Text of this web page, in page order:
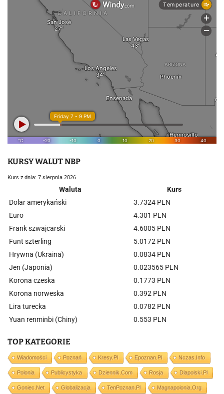
KURSY WALUT NBP
Kurs z dnia: 7 sierpnia 2026
Waluta
Kurs
Dolar amerykański
3.7324 PLN
Euro
4.301 PLN
Frank szwajcarski
4.6005 PLN
Funt szterling
5.0172 PLN
Hrywna (Ukraina)
0.0834 PLN
Jen (Japonia)
0.023565 PLN
Korona czeska
0.1773 PLN
Korona norweska
0.392 PLN
Lira turecka
0.0782 PLN
Yuan renminbi (Chiny)
0.553 PLN
TOP KATEGORIE
Wiadomości Poznań Kresy.pl Epoznan.pl Nczas.info
Polonia Publicystyka Dziennik.com Rosja Dlapolski.pl
Goniec.net Globalizacja TenPoznan.pl Magnapolonia.org